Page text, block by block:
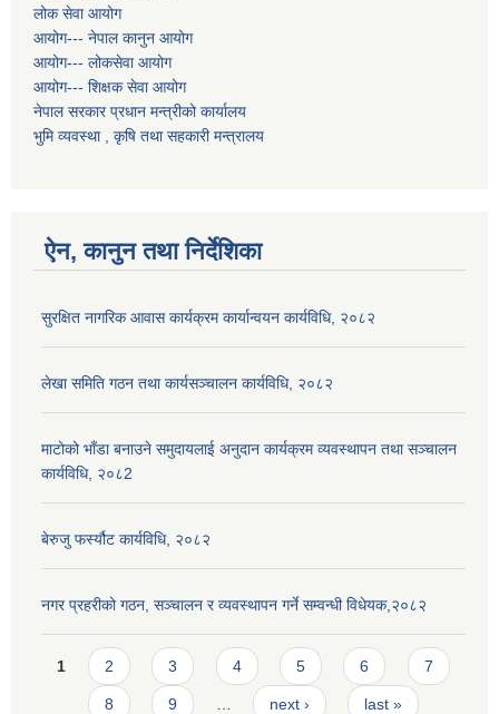
लोक सेवा आयोग
आयोग--- नेपाल कानुन आयोग
आयोग--- लोकसेवा आयोग
आयोग--- शिक्षक सेवा आयोग
नेपाल सरकार प्रधान मन्त्रीको कार्यालय
भुमि व्यवस्था , कृषि तथा सहकारी मन्त्रालय
ऐन, कानुन तथा निर्देशिका
सुरक्षित नागरिक आवास कार्यक्रम कार्यान्वयन कार्यविधि, २०८२
लेखा समिति गठन तथा कार्यसञ्चालन कार्यविधि, २०८२
माटोको भाँडा बनाउने समुदायलाई अनुदान कार्यक्रम व्यवस्थापन तथा सञ्चालन
कार्यविधि, २०८2
बेरुजु फर्स्यौट कार्यविधि, २०८२
नगर प्रहरीको गठन, सञ्चालन र व्यवस्थापन गर्ने सम्वन्धी विधेयक,२०८२
Pages
1 2 3 4 5 6 7
8 9 next › last »